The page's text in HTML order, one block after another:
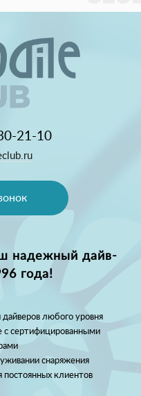
21-10
надежный дайв-
года!
любого уровня
с сертифицированными
снаряжения
клиентов